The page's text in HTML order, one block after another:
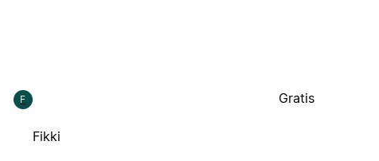
F
Fikki
Gratis